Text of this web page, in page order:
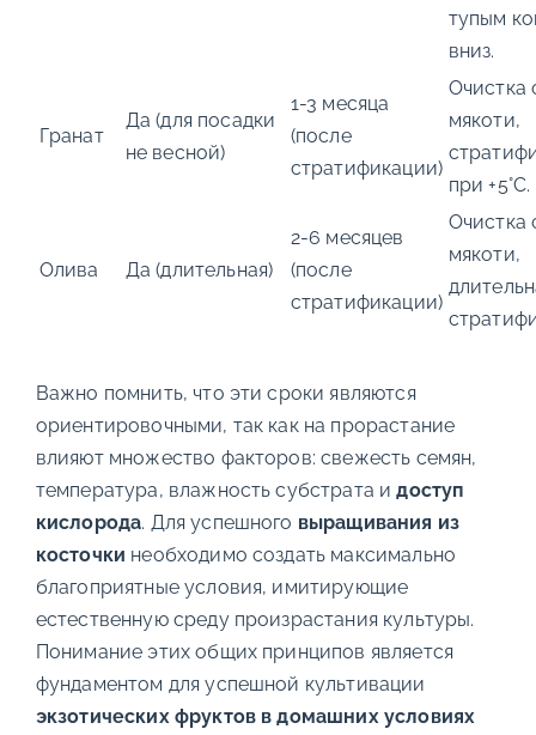
тупым
вниз.
Гранат
Да (для посадки
не весной)
1-3 месяца
(после
стратификации)
Очистка
мякоти,
при +5°C.
Олива Да (длительная)
2-6 месяцев
(после
стратификации)
Очистка
мякоти,
Важно помнить, что эти сроки являются
ориентировочными, так как на прорастание
влияют множество факторов: свежесть семян,
температура, влажность субстрата идоступ
кислорода. Для успешного выращивания из
косточки необходимо создать максимально
благоприятные условия, имитирующие
естественную среду произрастания культуры.
Понимание этих общих принципов является
фундаментом для успешной культивации
экзотических фруктов в домашних условиях